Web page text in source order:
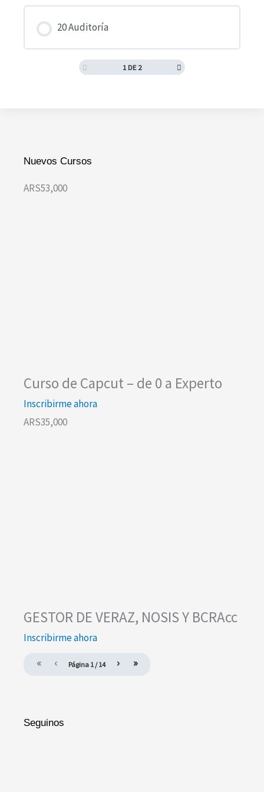
20 Auditoría
1 DE 2
Nuevos Cursos
ARS53,000
Curso de Capcut – de 0 a Experto
Inscribirme ahora
ARS35,000
GESTOR DE VERAZ, NOSIS Y BCRAcc
Inscribirme ahora
« ‹ › »
Página 1 /14
Seguinos